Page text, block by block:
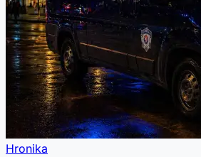
Hronika